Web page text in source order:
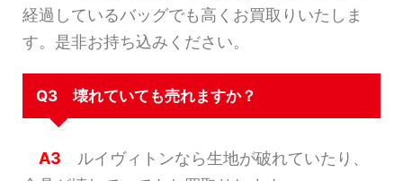
経過しているバッグでも高くお買取りいたしま
す。是非お持ち込みください。
Q3 壊れていても売れますか？
A3 ルイヴィトンなら生地が破れていたり、